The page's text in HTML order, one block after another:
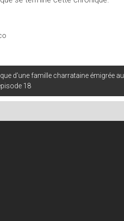
d’une famille charrataine émigrée au
18